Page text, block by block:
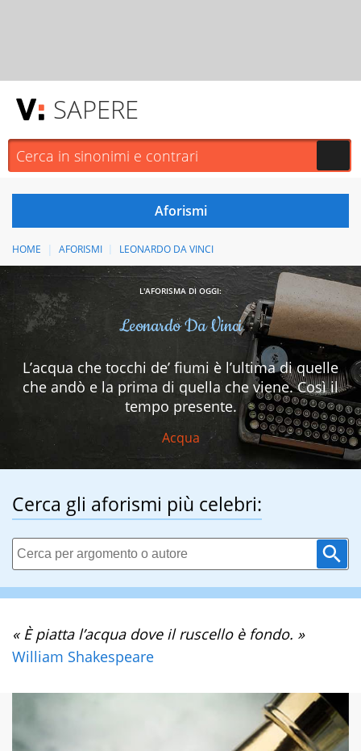
SAPERE
HOME AFORISMI LEONARDO DA VINCI
L'AFORISMA DI OGGI:
Leonardo Da Vinci
L’acqua che tocchi de’ fiumi è l’ultima di quelle
che andò e la prima di quella che viene. Così il
tempo presente.
Acqua
Cerca gli aforismi più celebri:
« È piatta l’acqua dove il ruscello è fondo. »
William Shakespeare